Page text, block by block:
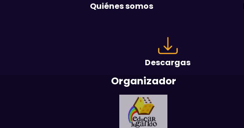
Quiénes somos
Descargas
Organizador